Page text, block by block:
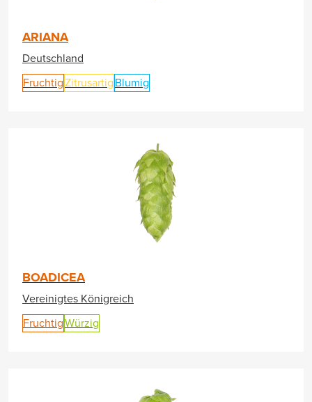
ARIANA
Deutschland
FruchtigZitrusartig Blumig
BOADICEA
Vereinigtes Königreich
FruchtigWürzig